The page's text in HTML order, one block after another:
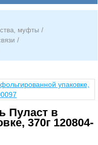
муфты /
/
Пуласт в
370г 120804-